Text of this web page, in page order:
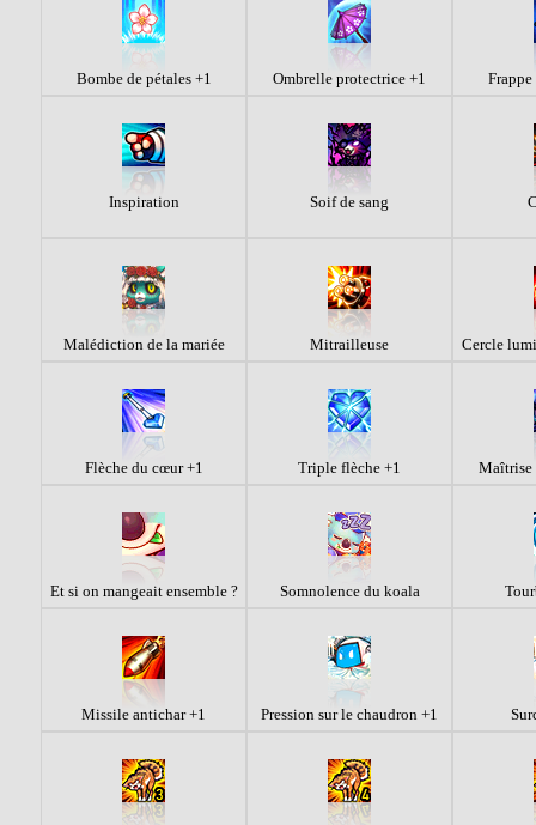
Bombe de pétales +1 Ombrelle protectrice +1
Inspiration Soif de sang
Malédiction de la mariée Mitrailleuse Cercle
Flèche du cœur +1 Triple flèche +1 Maîtrise
Et si on mangeait ensemble ? Somnolence du koala
Missile antichar +1 Pression sur le chaudron +1